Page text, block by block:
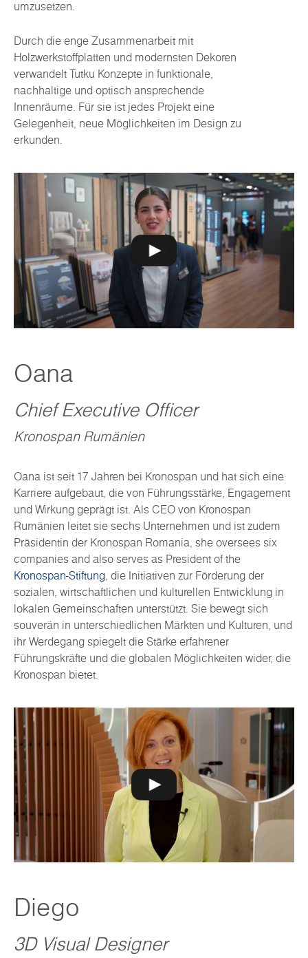
umzusetzen.
Durch die enge Zusammenarbeit mit
Holzwerkstoffplatten und modernsten Dekoren
verwandelt Tutku Konzepte in funktionale,
nachhaltige und optisch ansprechende
Innenräume. Für sie ist jedes Projekt eine
Gelegenheit, neue Möglichkeiten im Design zu
erkunden.
Oana
Chief Executive Officer
Kronospan Rumänien
Oana ist seit 17 Jahren bei Kronospan und hat sich eine
Karriere aufgebaut, die von Führungsstärke, Engagement
und Wirkung geprägt ist. Als CEO von Kronospan
Rumänien leitet sie sechs Unternehmen und ist zudem
Präsidentin der Kronospan Romania, she oversees six
companies and also serves as President of the
Kronospan-Stiftung, die Initiativen zur Förderung der
sozialen, wirtschaftlichen und kulturellen Entwicklung in
lokalen Gemeinschaften unterstützt. Sie bewegt sich
souverän in unterschiedlichen Märkten und Kulturen, und
ihr Werdegang spiegelt die Stärke erfahrener
Führungskräfte und die globalen Möglichkeiten wider, die
Kronospan bietet.
Diego
3D Visual Designer